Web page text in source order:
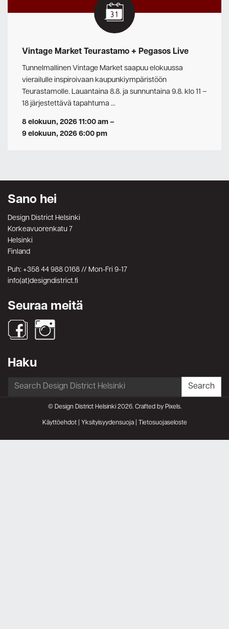
Vintage Market Teurastamo + Pegasos Live
Tunnelmallinen Vintage Market saapuu elokuussa
vierailulle inspiroivaan kaupunkiympäristöön
Teurastamolle. Lauantaina 8.8. ja sunnuntaina 9.8. klo 11 –
18 järjestettävä tapahtuma …
8 elokuun, 2026 11:00 am–
9 elokuun, 2026 6:00 pm
Sano hei
Design District Helsinki
Korkeavuorenkatu 7
Helsinki
Finland
Puh: +358 44 988 0168 // Mon-Fri 9-17
info(at)designdistrict.fi
Seuraa meitä
Haku
Search
Search
© Design District Helsinki 2026. Crafted byPixels.
Käyttöehdot| Yksityisyydensuoja| Tietosuojaseloste